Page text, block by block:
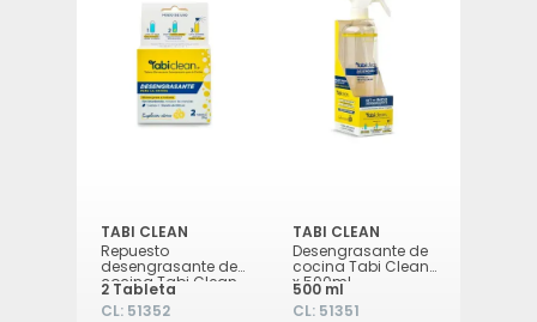
TABI CLEAN
Repuesto
desengrasante de
cocina Tabi Clean
x 2 tabletas
2 Tableta
CL: 51352
TABI CLEAN
Desengrasante de
cocina Tabi Clean
x 500ml
500 ml
CL: 51351